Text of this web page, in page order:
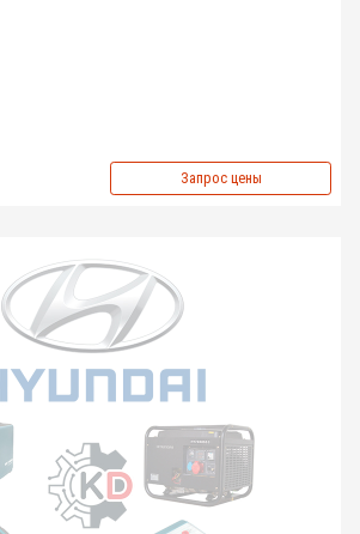
Запрос цены